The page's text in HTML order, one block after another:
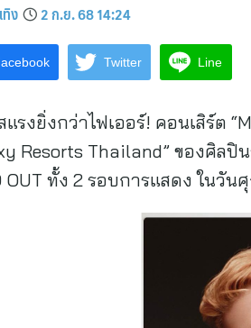
ง 2 ก.ย. 68 14:24
Twitter Line
แรงยิ่งกว่าไฟเออร์! คอนเสิร์ต
Resorts Thailand” ของศิลปิ
OUT ทั้ง 2 รอบการแสดง ในวั